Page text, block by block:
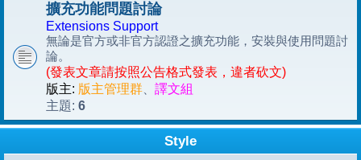
擴充功能問題討論
Extensions Support
無論是官方或非官方認證之擴充功能，安裝與使用問題討
論。
(發表文章請按照公告格式發表，違者砍文)
版主: 版主管理群
譯文組
主題: 6
Style